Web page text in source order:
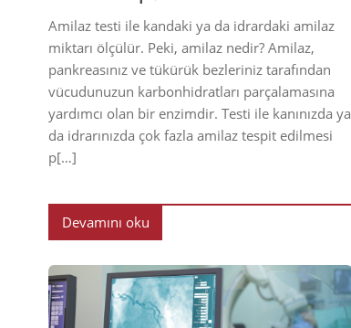
Amilaz testi ile kandaki ya da idrardaki amilaz
miktarı ölçülür. Peki, amilaz nedir? Amilaz,
pankreasınız ve tükürük bezleriniz tarafından
vücudunuzun karbonhidratları parçalamasına
yardımcı olan bir enzimdir. Testi ile kanınızda ya
da idrarınızda çok fazla amilaz tespit edilmesi
p[…]
Devamını oku